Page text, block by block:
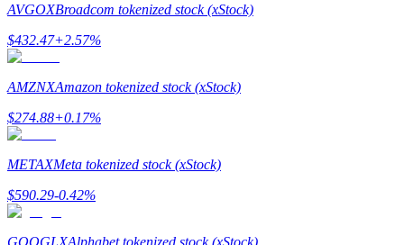
學習如何保持盈利
AVGOXBroadcom tokenized stock (xStock)
$432.47+2.57%
AMZNXAmazon tokenized stock (xStock)
$274.88+0.17%
METAXMeta tokenized stock (xStock)
$590.29-0.42%
GOOGLXAlphabet tokenized stock (xStock)